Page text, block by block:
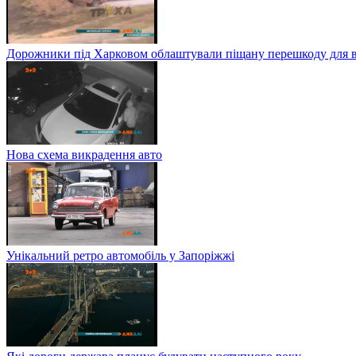
Дорожники під Харковом облаштували піщану перешкоду для
Нова схема викрадення авто
Унікальний ретро автомобіль у Запоріжжі